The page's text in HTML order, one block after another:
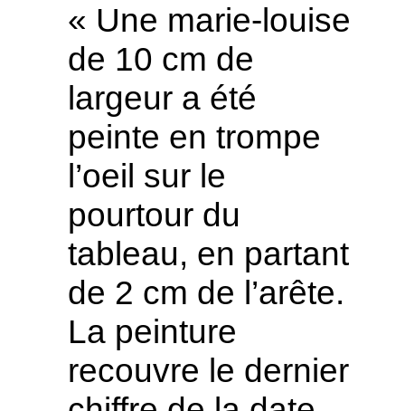
« Une marie-louise
de 10 cm de
largeur a été
peinte en trompe
l’oeil sur le
pourtour du
tableau, en partant
de 2 cm de l’arête.
La peinture
recouvre le dernier